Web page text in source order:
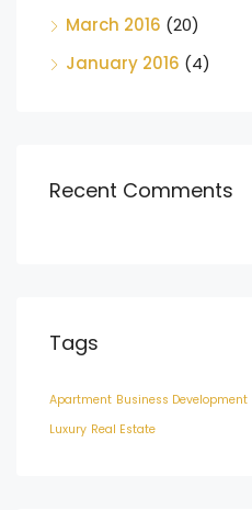
March 2016 (20)
January 2016 (4)
Recent Comments
Tags
Apartment Business Development
Luxury Real Estate